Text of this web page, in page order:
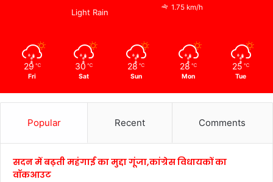
Light Rain
1.75 km/h
29 ℃
Fri
30 ℃
Sat
28 ℃
Sun
28 ℃
Mon
25 ℃
Tue
Popular Recent Comments
सदन में बढ़ती महंगाई का मुद्दा गूंजा,कांग्रेस विधायकों का
वॉकआउट